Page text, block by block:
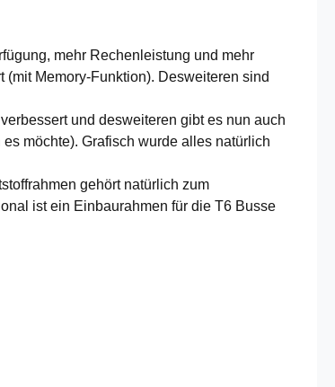
mehr Rechenleistung und mehr
Memory-Funktion). Desweiteren sind
und desweiteren gibt es nun auch
möchte). Grafisch wurde alles natürlich
gehört natürlich zum
ist ein Einbaurahmen für die T6 Busse